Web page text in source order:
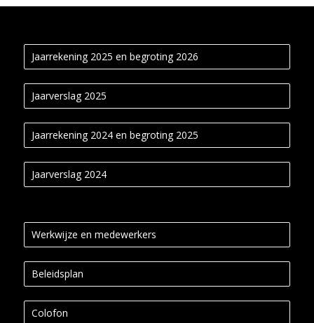
Jaarrekening 2025 en begroting 2026
Jaarverslag 2025
Jaarrekening 2024 en begroting 2025
Jaarverslag 2024
Werkwijze en medewerkers
Beleidsplan
Colofon